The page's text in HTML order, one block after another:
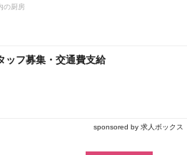
の厨房
ッフ募集・交通費支給
sponsored by 求人ボックス